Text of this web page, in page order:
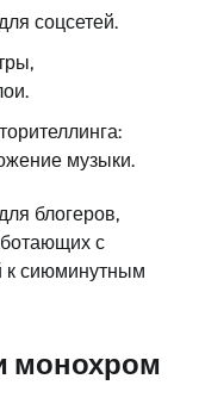
соцсетей.
музыки.
блогеров,
с
к сиюминутным
монохром